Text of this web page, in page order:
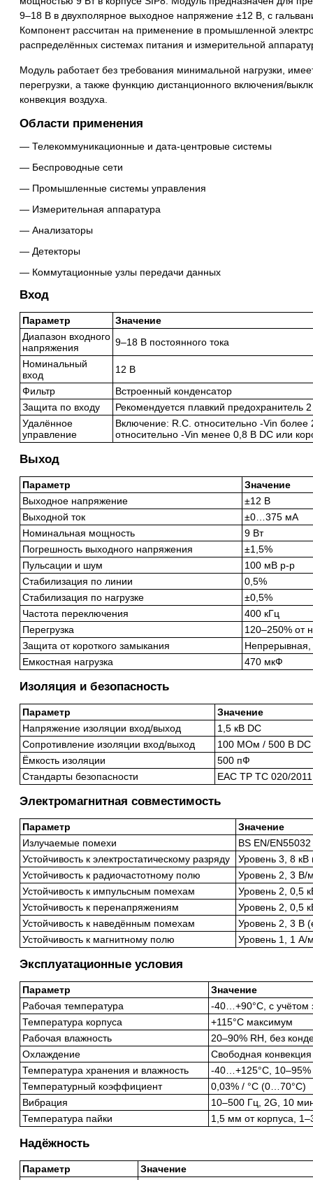
9–18 В в двухполярное выходное напряжение ±12 В, с
Компонент рассчитан на применение в промышленной
распределённых системах питания и измерительной
Модуль работает без требования минимальной нагрузки,
перегрузки, а также функцию дистанционного включения/
конвекция воздуха.
Области применения
Телекоммуникационные и дата-центровые системы
Беспроводные сети
Промышленные системы управления
Измерительная аппаратура
Анализаторы
Детекторы
Коммутационные узлы передачи данных
Вход
Параметр
Значение
Диапазон входного
напряжения
9–18 В постоянного тока
Номинальный
вход
12 В
Фильтр
Встроенный конденсатор
Защита по входу
Рекомендуется плавкий предохранитель
Удалённое
управление
Включение: R.C. относительно -Vin
относительно -Vin менее 0,8 В DC или
Выход
Параметр
Значение
Выходное напряжение
±12 В
Выходной ток
±0…375 мА
Номинальная мощность
9 Вт
Погрешность выходного напряжения
±1,5%
Пульсации и шум
100 мВ p-p
Стабилизация по линии
0,5%
Стабилизация по нагрузке
±0,5%
Частота переключения
400 кГц
Перегрузка
120–250% от
Защита от короткого замыкания
Непрерывная,
Емкостная нагрузка
470 мкФ
Изоляция и безопасность
Параметр
Значение
Напряжение изоляции вход/выход
1,5 кВ DC
Сопротивление изоляции вход/выход
100 МОм / 500 В DC
Ёмкость изоляции
500 пФ
Стандарты безопасности
EAC TP TC 020/
Электромагнитная совместимость
Параметр
Значение
Излучаемые помехи
BS EN/
Устойчивость к электростатическому разряду
Уровень 3, 8 кВ
Устойчивость к радиочастотному полю
Уровень 2, 3 В/
Устойчивость к импульсным помехам
Уровень 2, 0,5
Устойчивость к перенапряжениям
Уровень 2, 0,5
Устойчивость к наведённым помехам
Уровень 2, 3 В
Устойчивость к магнитному полю
Уровень 1, 1 А/
Эксплуатационные условия
Параметр
Значение
Рабочая температура
-40…+90°C, с учётом
Температура корпуса
+115°C максимум
Рабочая влажность
20–90% RH, без
Охлаждение
Свободная конвекция
Температура хранения и влажность
-40…+125°C, 10–95%
Температурный коэффициент
0,03% / °C (0…70°C)
Вибрация
10–500 Гц, 2G, 10
Температура пайки
1,5 мм от корпуса,
Надёжность
Параметр
Значение